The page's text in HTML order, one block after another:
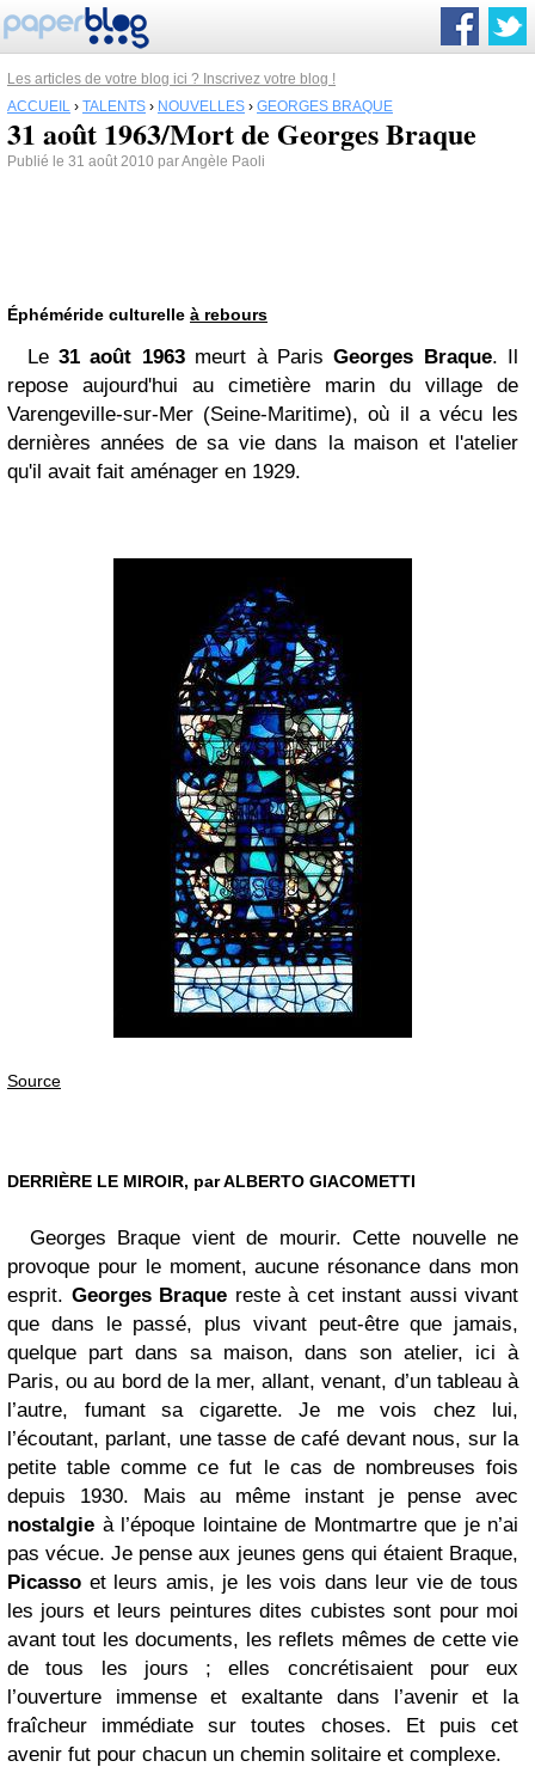
Les articles de votre blog ici ? Inscrivez votre blog !
ACCUEIL › TALENTS › NOUVELLES › GEORGES BRAQUE
31 août 1963/Mort de Georges Braque
Publié le 31 août 2010 par Angèle Paoli
Éphéméride culturelle à rebours
Le31 août 1963meurt à ParisGeorges Braque. Il
repose aujourd'hui au cimetière marin du village de
Varengeville-sur-Mer (Seine-Maritime), où il a vécu les
dernières années de sa vie dans la maison et l'atelier
qu'il avait fait aménager en 1929.
Source
DERRIÈRE LE MIROIR, par ALBERTO GIACOMETTI
Georges Braque vient de mourir. Cette nouvelle ne
provoque pour le moment, aucune résonance dans mon
esprit. Georges Braque reste à cet instant aussi vivant
que dans le passé, plus vivant peut-être que jamais,
quelque part dans sa maison, dans son atelier, ici à
Paris, ou au bord de la mer, allant, venant, d’un tableau à
l’autre, fumant sa cigarette. Je me vois chez lui,
l’écoutant, parlant, une tasse de café devant nous, sur la
petite table comme ce fut le cas de nombreuses fois
depuis 1930. Mais au même instant je pense avec
nostalgie à l’époque lointaine de Montmartre que je n’ai
pas vécue. Je pense aux jeunes gens qui étaient Braque,
Picasso et leurs amis, je les vois dans leur vie de tous
les jours et leurs peintures dites cubistes sont pour moi
avant tout les documents, les reflets mêmes de cette vie
de tous les jours ; elles concrétisaient pour eux
l’ouverture immense et exaltante dans l’avenir et la
fraîcheur immédiate sur toutes choses. Et puis cet
avenir fut pour chacun un chemin solitaire et complexe.